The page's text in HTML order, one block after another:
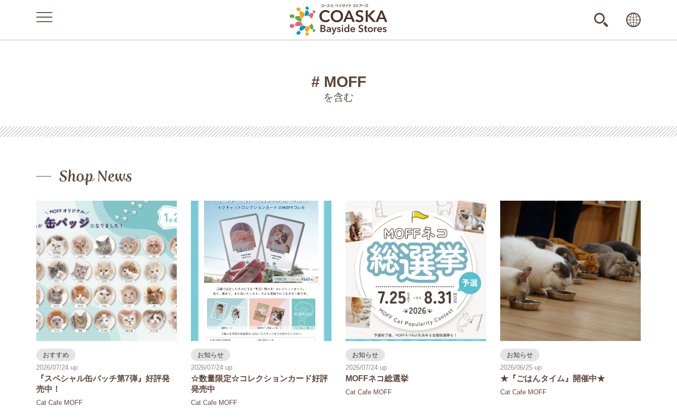
MOFF
を含む
Shop News
おすすめ
2026/07/24
『スペシャル缶バッチ第7弾』好評発
売中！
Cat Cafe MOFF
お知らせ
2026/07/24
☆数量限定☆コレクションカード好評
発売中
Cat Cafe MOFF
お知らせ
2026/07/24
MOFFネコ総選挙
Cat Cafe MOFF
お知らせ
2026/06/25
★『ごはんタイム』開催中★
Cat Cafe MOFF